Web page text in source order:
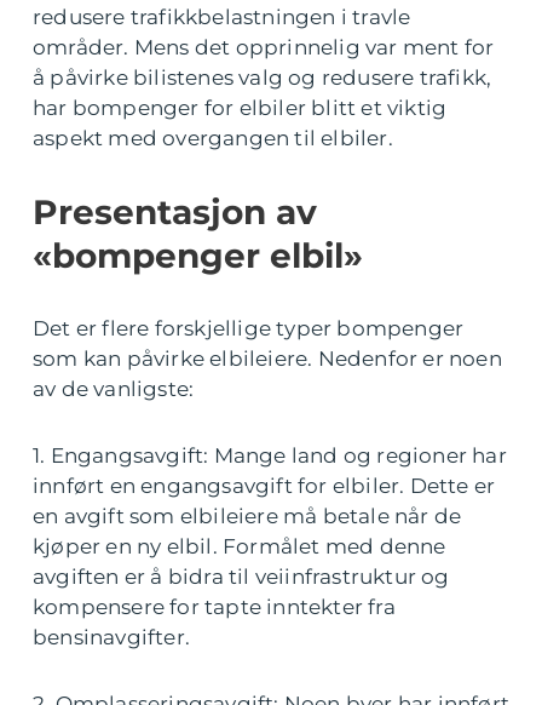
redusere trafikkbelastningen i travle
områder. Mens det opprinnelig var ment for
å påvirke bilistenes valg og redusere trafikk,
har bompenger for elbiler blitt et viktig
aspekt med overgangen til elbiler.
Presentasjon av
«bompenger elbil»
Det er flere forskjellige typer bompenger
som kan påvirke elbileiere. Nedenfor er noen
av de vanligste:
1. Engangsavgift: Mange land og regioner har
innført en engangsavgift for elbiler. Dette er
en avgift som elbileiere må betale når de
kjøper en ny elbil. Formålet med denne
avgiften er å bidra til veiinfrastruktur og
kompensere for tapte inntekter fra
bensinavgifter.